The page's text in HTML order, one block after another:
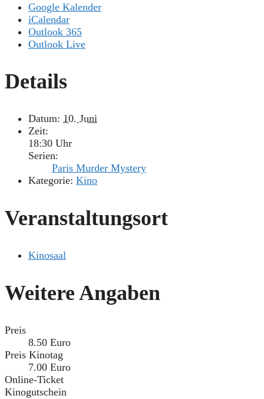
Google Kalender
iCalendar
Outlook 365
Outlook Live
Details
Datum: 10. Juni
Zeit:
18:30 Uhr
Serien:
Paris Murder Mystery
Kategorie: Kino
Veranstaltungsort
Kinosaal
Weitere Angaben
Preis
8.50 Euro
Preis Kinotag
7.00 Euro
Online-Ticket
Kinogutschein